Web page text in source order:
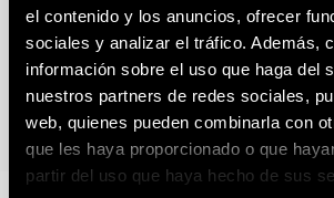
el contenido y los anuncios, ofrecer
sociales y analizar el tráfico. Además,
información sobre el uso que haga del
nuestros partners de redes sociales,
web, quienes pueden combinarla con
que les haya proporcionado o que
partir del uso que haya hecho de sus